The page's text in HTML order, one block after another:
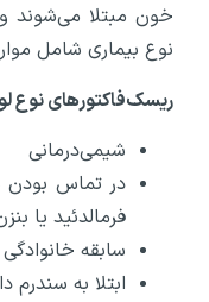
خون مبتلا می‌شوند
نوع بیماری شامل
ریسک‌فاکتور‌های نوع
شیمی‌درمانی
در تماس بودن
فرمالدئید یا بنزن
سابقه
ابتلا به سندرم